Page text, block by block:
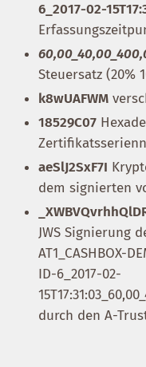
6_2017-02-
Steuersatz (20%
k8wUAFWM
18529C07
aeSlJ2SxF7I
dem signierten
JWS Signierung
AT1_CASHBOX-
ID-6_2017-02-
durch den A-